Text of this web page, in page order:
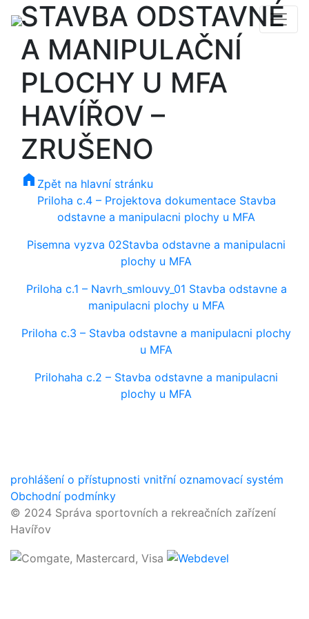
STAVBA ODSTAVNÉ
A MANIPULAČNÍ
PLOCHY U MFA
HAVÍŘOV –
ZRUŠENO
home Zpět na hlavní stránku
Priloha c.4 – Projektova dokumentace Stavba
odstavne a manipulacni plochy u MFA
Pisemna vyzva 02Stavba odstavne a manipulacni
plochy u MFA
Priloha c.1 – Navrh_smlouvy_01 Stavba odstavne a
manipulacni plochy u MFA
Priloha c.3 – Stavba odstavne a manipulacni plochy
u MFA
Prilohaha c.2 – Stavba odstavne a manipulacni
plochy u MFA
prohlášení o přístupnosti vnitřní oznamovací systém
Obchodní podmínky
© 2024 Správa sportovních a rekreačních zařízení
Havířov